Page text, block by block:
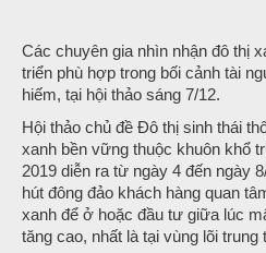
Các chuyên gia nhìn nhận đô thị
triển phù hợp trong bối cảnh tài
hiếm, tại hội thảo sáng 7/12.
Hội thảo chủ đề Đô thị sinh thái
xanh bền vững thuộc khuôn khổ
2019 diễn ra từ ngày 4 đến ngày
hút đông đảo khách hàng quan
xanh để ở hoặc đầu tư giữa lúc
tăng cao, nhất là tại vùng lõi trung